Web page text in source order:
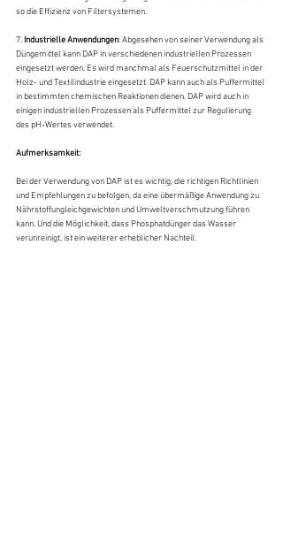
so die Effizienz von Filtersystemen.
7. Industrielle Anwendungen: Abgesehen von seiner Verwendung als
Düngemittel kann DAP in verschiedenen industriellen Prozessen
eingesetzt werden. Es wird manchmal als Feuerschutzmittel in der
Holz- und Textilindustrie eingesetzt. DAP kann auch als Puffermittel
in bestimmten chemischen Reaktionen dienen. DAP wird auch in
einigen industriellen Prozessen als Puffermittel zur Regulierung
des pH-Wertes verwendet.
Aufmerksamkeit:
Bei der Verwendung von DAP ist es wichtig, die richtigen Richtlinien
und Empfehlungen zu befolgen, da eine übermäßige Anwendung zu
Nährstoffungleichgewichten und Umweltverschmutzung führen
kann. Und die Möglichkeit, dass Phosphatdünger das Wasser
verunreinigt, ist ein weiterer erheblicher Nachteil.